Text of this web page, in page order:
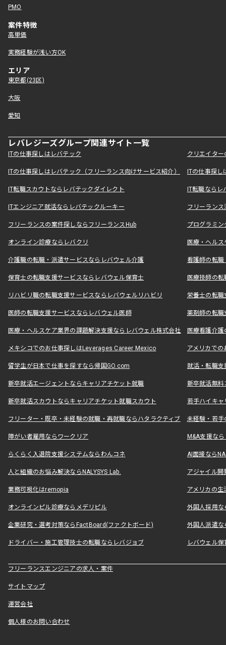
PMO
案件特徴
高単価
実務経験が浅い方OK
エリア
東京都(23区)
大阪
愛知
レバレジーズグループ関連サイト一覧
ITの仕事探しはレバテック クリエイタ
ITの仕事探しはレバテック（フリーランス向けサービス紹介） ITの仕事探
IT転職スカウトならレバテックダイレクト IT転職なら
ITエンジニア就活ならレバテックルーキー フリーラン
フリーランスの案件探しならフリーランスHub プログラミ
オンライン診療ならレバクリ 医療・ヘル
介護職の転職・派遣サービスならレバウェル介護 看護師の転
保育士の転職支援サービスならレバウェル保育士 医療技師の
リハビリ職の転職支援サービスならレバウェルリハビリ 栄養士の転
医師の転職支援サービスならレバウェル医師 薬剤師の転
医療・ヘルスケア業界の課題解決支援ならレバウェル株式会社 医療看護介
メキシコでのお仕事探しはLeverages Career Mexico アメリカで
留学生が日本で仕事を探すなら帰国GO.com 就活・転職
新卒就活エージェントならキャリアチケット就職 新卒就活無料
新卒就活スカウトならキャリアチケット就職スカウト 若手ハイキ
フリーター・既卒・未経験の就職・再就職ならハタラクティブ 未経験・若手
障がい者雇用ならワークリア M&A支援な
らくらく入退院支援システムならわんコネ AI面接なら
人と組織のお悩み解決ならNALYSYS Lab. アジャイル
業務可視化はremopia アメリカの
オンラインピル診療ならメデリピル 外国人採用
企業研究・選考対策ならFactBoard(ファクトボード) 外国人派遣な
ドライバー・施工管理技士の転職ならレバジョブ レバウェル
フリーランスエンジニアの求人・案件
サイトマップ
運営会社
個人様のお問い合わせ